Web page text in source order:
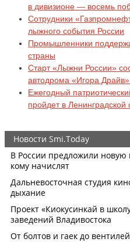
в дивизионе — восемь
Сотрудники
лыжного события России
Промышленники
страны
Старт «Лыжни России»
автодрома «Игора
Ежегодный
пройдет в Ленинградской